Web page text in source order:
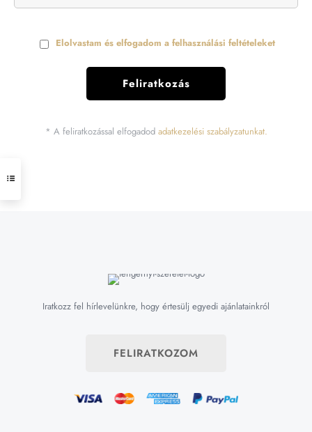
Elolvastam és elfogadom a felhasználási feltételeket
* A feliratkozással elfogadod adatkezelési szabályzatunkat.
Iratkozz fel hírlevelünkre, hogy értesülj egyedi ajánlatainkról
FELIRATKOZOM